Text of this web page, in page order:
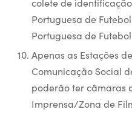
Portuguesa de
Portuguesa de Futebol
Apenas as Estações
Comunicação Social
poderão ter câmaras
Imprensa/Zona de